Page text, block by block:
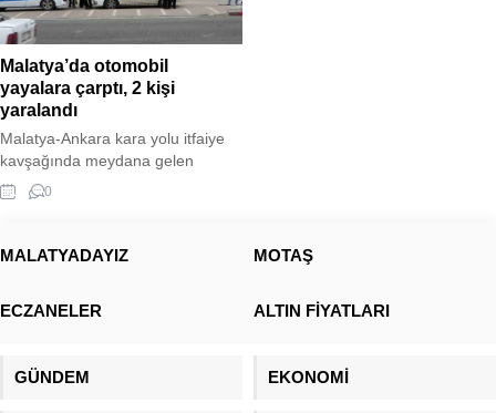
Malatya’da otomobil
yayalara çarptı, 2 kişi
yaralandı
Malatya-Ankara kara yolu itfaiye
kavşağında meydana gelen
kazada, yolun karşısına geçmeye
çalışan yayalara otomobil çarptı.
Malatya Eğitim ve Araştırma
öğrenilirken, kazayla ilgili inceleme
0
MALATYADAYIZ MOTAŞ
ECZANELER ALTIN FİYATLARI
GÜNDEM EKONOMİ